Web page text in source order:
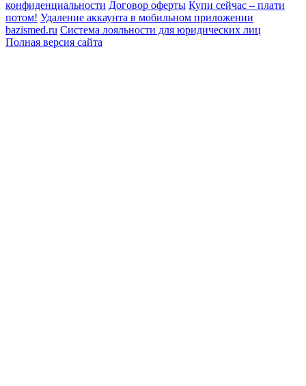
конфиденциальности Договор оферты Купи сейчас – плати
потом! Удаление аккаунта в мобильном приложении
bazismed.ru Система лояльности для юридических лиц
Полная версия сайта